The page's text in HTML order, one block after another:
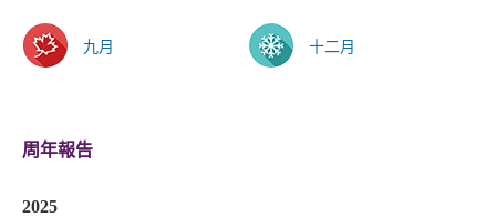
九月 十二月
周年報告
2025